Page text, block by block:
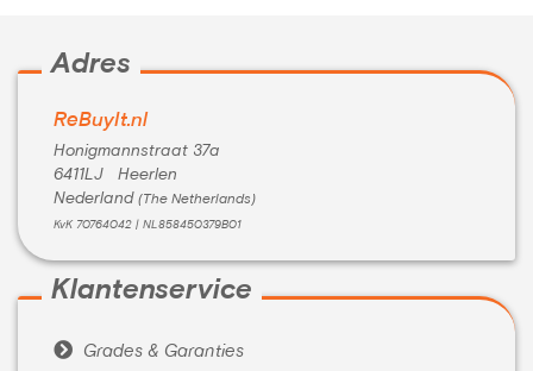
Adres
ReBuyIt.nl
Honigmannstraat 37a
6411LJ Heerlen
Nederland (The Netherlands)
KvK 70764042 | NL858450379B01
Klantenservice
 Grades & Garanties